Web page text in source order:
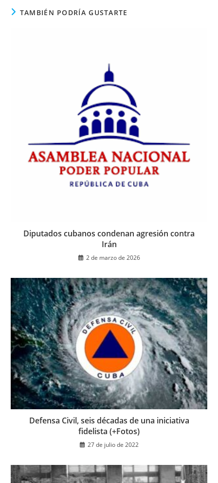
TAMBIÉN PODRÍA GUSTARTE
Diputados cubanos condenan agresión contra
Irán
2 de marzo de 2026
Defensa Civil, seis décadas de una iniciativa
fidelista (+Fotos)
27 de julio de 2022